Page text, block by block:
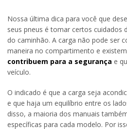
Nossa última dica para você que
seus pneus é tomar certos cuidados
do caminhão. A carga não pode ser
maneira no compartimento e existem
contribuem para a segurança e
veículo.
O indicado é que a carga seja
e que haja um equilíbrio entre os
disso, a maioria dos manuais
específicas para cada modelo. Por